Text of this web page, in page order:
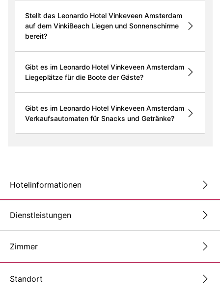
Stellt das Leonardo Hotel Vinkeveen Amsterdam
auf dem VinkiBeach Liegen und Sonnenschirme
bereit?
Gibt es im Leonardo Hotel Vinkeveen Amsterdam
Liegeplätze für die Boote der Gäste?
Gibt es im Leonardo Hotel Vinkeveen Amsterdam
Verkaufsautomaten für Snacks und Getränke?
Hotelinformationen
Dienstleistungen
Zimmer
Standort